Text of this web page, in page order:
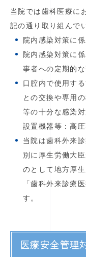
当院では歯科医療に
記の通り取り組んで
院内感染対策に
院内感染対策に
事者への定期的な
口腔内で使用す
との交換や専用
等の十分な感染
設置機器等：高
当院は歯科外来
別に厚生労働大
のとして地方厚
「歯科外来診療
す。
医療安全管理